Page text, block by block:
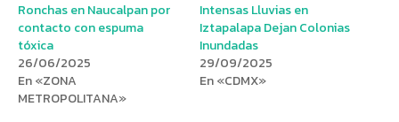
Ronchas en Naucalpan por
contacto con espuma
tóxica
26/06/2025
En «ZONA
METROPOLITANA»
Intensas Lluvias en
Iztapalapa Dejan Colonias
Inundadas
29/09/2025
En «CDMX»